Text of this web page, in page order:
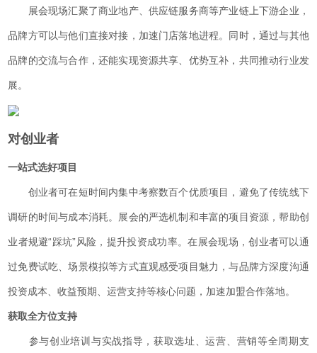
展会现场汇聚了商业地产、供应链服务商等产业链上下游企业，
品牌方可以与他们直接对接，加速门店落地进程。同时，通过与其他
品牌的交流与合作，还能实现资源共享、优势互补，共同推动行业发
展。
对创业者
一站式选好项目
创业者可在短时间内集中考察数百个优质项目，避免了传统线下
调研的时间与成本消耗。展会的严选机制和丰富的项目资源，帮助创
业者规避“踩坑”风险，提升投资成功率。在展会现场，创业者可以通
过免费试吃、场景模拟等方式直观感受项目魅力，与品牌方深度沟通
投资成本、收益预期、运营支持等核心问题，加速加盟合作落地。
获取全方位支持
参与创业培训与实战指导，获取选址、运营、营销等全周期支